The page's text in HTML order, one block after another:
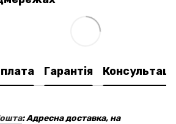
Гарантія
: Адресна доставка, на